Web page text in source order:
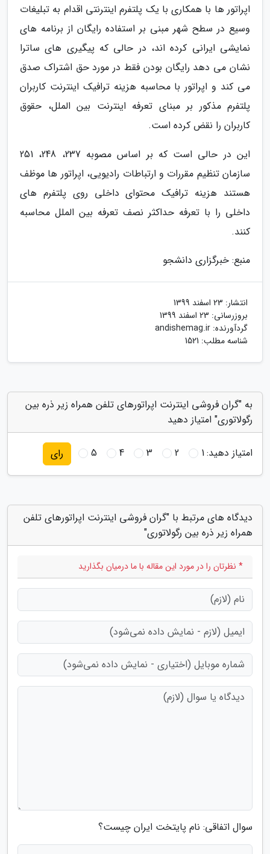
اپراتور ها با همکاری با یک پلتفرم اینترنتی اقدام به تبلیغات
وسیع در سطح شهر مبنی بر استفاده رایگان از برنامه های
نمایشی ایرانی کرده اند، در حالی که پیگیری های ساترا
نشان می دهد رایگان بودن فقط در مورد حق اشتراک صدق
می کند و اپراتور با محاسبه هزینه ترافیک اینترنت کاربران
پلتفرم مذکور بر مبنای تعرفه اینترنت بین الملل، حقوق
کاربران را نقض کرده است.
این در حالی است که بر اساس مصوبه 237، 248، 251
سازمان تنظیم مقررات و ارتباطات رادیویی، اپراتور ها موظف
هستند هزینه ترافیک محتوای داخلی روی پلتفرم های
داخلی را با تعرفه حداکثر نصف تعرفه بین الملل محاسبه
کنند.
منبع: خبرگزاری دانشجو
انتشار: 23 اسفند 1399
بروزرسانی: 23 اسفند 1399
گردآورنده: andishemag.ir
شناسه مطلب: 1521
به "گران فروشی اینترنت اپراتورهای تلفن همراه زیر ذره بین
رگولاتوری" امتیاز دهید
امتیاز دهید:1
2
3
4
5 رای
دیدگاه های مرتبط با "گران فروشی اینترنت اپراتورهای تلفن
همراه زیر ذره بین رگولاتوری"
* نظرتان را در مورد این مقاله با ما درمیان بگذارید
سوال اتفاقی: نام پایتخت ایران چیست؟